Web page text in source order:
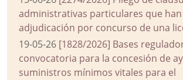
administrativas particulares que
adjudicación por concurso de una
19-05-26 [1828/2026] Bases
convocatoria para la concesión de
suministros mínimos vitales para el